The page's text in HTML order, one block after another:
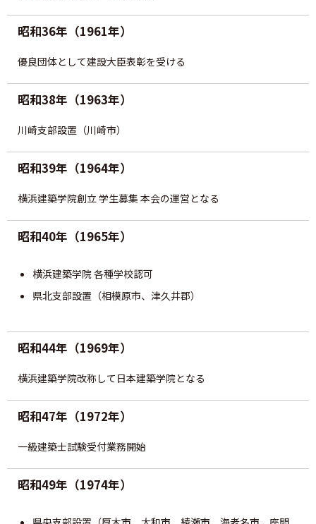
一級建築士の諸手続
二級・木造の名簿の閲覧と登録
建築士定期講習
建築士会を利用する
⽀部・委員会
関連団体
賛助・特別会員
昭和36年（1961年）
優良団体として建設大臣表彰を受ける
昭和38年（1963年）
川崎支部設置（川崎市）
昭和39年（1964年）
横浜建築学院創立 学生募集 本会の運営となる
昭和40年（1965年）
横浜建築学院 各種学校認可
県北支部設置（相模原市、津久井郡）
昭和44年（1969年）
横浜建築学院改称して日本建築学院となる
昭和47年（1972年）
一級建築士試験受付業務開始
昭和49年（1974年）